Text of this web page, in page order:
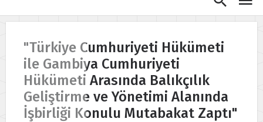
"Türkiye Cumhuriyeti Hükümeti
ile Gambiya Cumhuriyeti
Hükümeti Arasında Balıkçılık
Geliştirme ve Yönetimi Alanında
İşbirliği Konulu Mutabakat Zaptı"